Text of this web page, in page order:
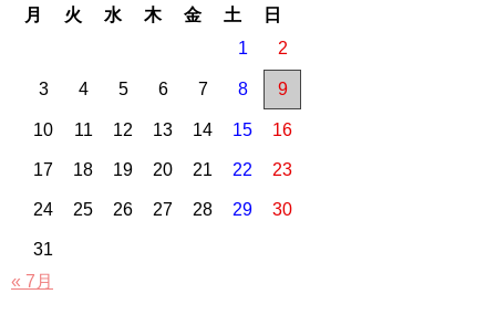
月
火 水 木 金 土
日
1
2
3 4 5 6 7 8 9
10 11 12 13 14 15 16
17 18 19 20 21 22 23
24 25 26 27 28 29 30
31
« 7月